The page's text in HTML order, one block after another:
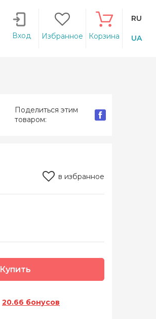
Вход Избранное Корзина
RU
UA
Поделиться этим
товаром:
в избранное
Купить
20.66 бонусов